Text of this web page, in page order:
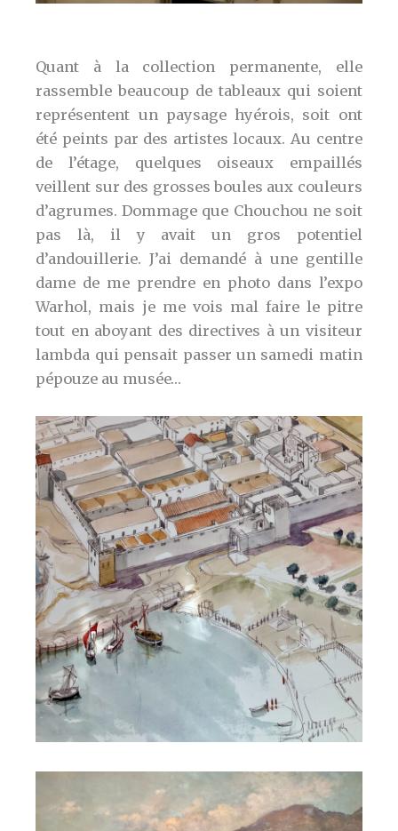
Quant à la collection permanente, elle
rassemble beaucoup de tableaux qui soient
représentent un paysage hyérois, soit ont
été peints par des artistes locaux. Au centre
de l’étage, quelques oiseaux empaillés
veillent sur des grosses boules aux couleurs
d’agrumes. Dommage que Chouchou ne soit
pas là, il y avait un gros potentiel
d’andouillerie. J’ai demandé à une gentille
dame de me prendre en photo dans l’expo
Warhol, mais je me vois mal faire le pitre
tout en aboyant des directives à un visiteur
lambda qui pensait passer un samedi matin
pépouze au musée…